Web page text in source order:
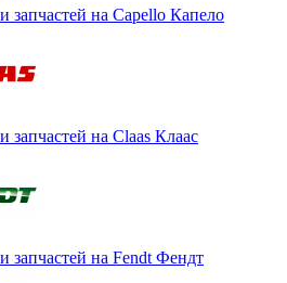
запчастей на Capello Капело
запчастей на Claas Клаас
запчастей на Fendt Фендт